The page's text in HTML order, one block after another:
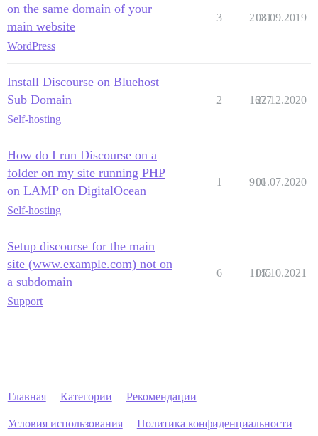
on the same domain of your
main website
WordPress
3 2131
08.09.2019
Install Discourse on Bluehost
Sub Domain
Self-hosting
2 1677
22.12.2020
How do I run Discourse on a
folder on my site running PHP
on LAMP on DigitalOcean
Self-hosting
1 916
01.07.2020
Setup discourse for the main
site (www.example.com) not on
a subdomain
Support
6 1145
05.10.2021
Главная Категории Рекомендации
Условия использования Политика конфиденциальности